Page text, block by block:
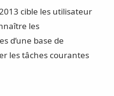
cible les utilisateur
les
d’une base de
les tâches courantes